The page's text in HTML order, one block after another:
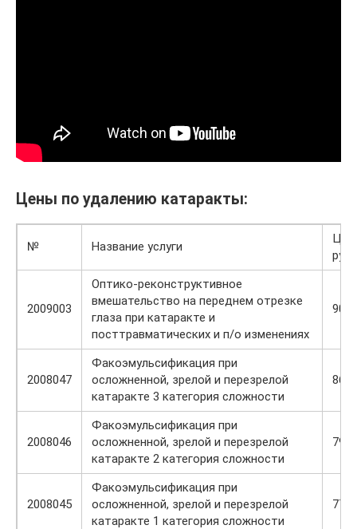
Цены по удалению катаракты:
№ Название услуги
2009003
Оптико-реконструктивное
вмешательство на переднем отрезке
глаза при катаракте и
посттравматических и п/о изменениях
2008047
Факоэмульсификация при
осложненной, зрелой и перезрелой
катаракте 3 категория сложности
2008046
Факоэмульсификация при
осложненной, зрелой и перезрелой
катаракте 2 категория сложности
2008045
Факоэмульсификация при
осложненной, зрелой и перезрелой
катаракте 1 категория сложности